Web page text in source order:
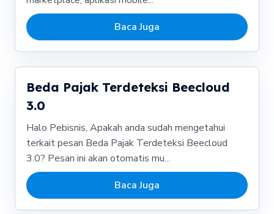
Baca Juga
Beda Pajak Terdeteksi Beecloud
3.0
Halo Pebisnis, Apakah anda sudah mengetahui
terkait pesan Beda Pajak Terdeteksi Beecloud
3.0? Pesan ini akan otomatis mu...
Baca Juga